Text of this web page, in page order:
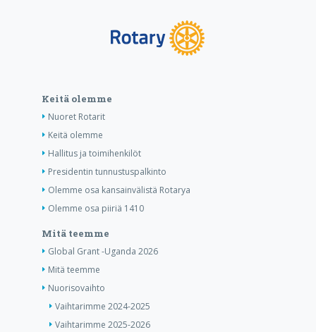
Keitä olemme
Nuoret Rotarit
Keitä olemme
Hallitus ja toimihenkilöt
Presidentin tunnustuspalkinto
Olemme osa kansainvälistä Rotarya
Olemme osa piiriä 1410
Mitä teemme
Global Grant -Uganda 2026
Mitä teemme
Nuorisovaihto
Vaihtarimme 2024-2025
Vaihtarimme 2025-2026